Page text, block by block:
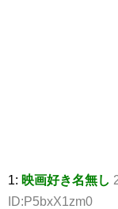
1: 映画好き名無し
ID:P5bxX1zm0